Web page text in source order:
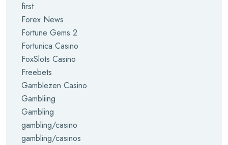
first
Forex News
Fortune Gems 2
Fortunica Casino
FoxSlots Casino
Freebets
Gamblezen Casino
Gambliing
Gambling
gambling/casino
gambling/casinos